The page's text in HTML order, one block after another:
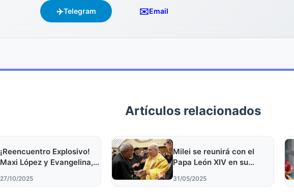
✈️Telegram ✉️Email
Artículos relacionados
¡Reencuentro Explosivo!
Maxi López y Evangelina,
27/10/2025
Milei se reunirá con el
Papa León XIV en su
31/05/2025